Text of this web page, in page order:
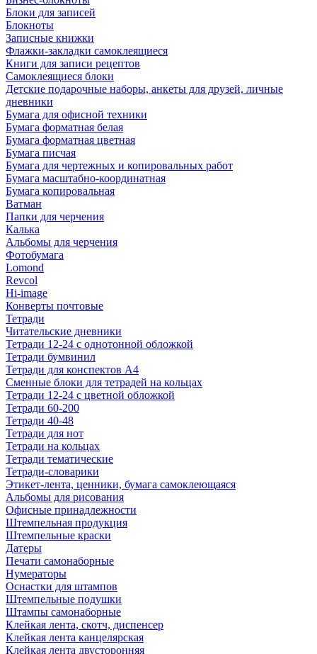
Блоки для записей
Блокноты
Записные книжки
Флажки-закладки самоклеящиеся
Книги для записи рецептов
Самоклеящиеся блоки
Детские подарочные наборы, анкеты для друзей, личные
дневники
Бумага для офисной техники
Бумага форматная белая
Бумага форматная цветная
Бумага писчая
Бумага для чертежных и копировальных работ
Бумага масштабно-координатная
Бумага копировальная
Ватман
Папки для черчения
Калька
Альбомы для черчения
Фотобумага
Lomond
Revcol
Hi-image
Конверты почтовые
Тетради
Читательские дневники
Тетради 12-24 с однотонной обложкой
Тетради бумвинил
Тетради для конспектов А4
Сменные блоки для тетрадей на кольцах
Тетради 12-24 с цветной обложкой
Тетради 60-200
Тетради 40-48
Тетради для нот
Тетради на кольцах
Тетради тематические
Тетради-словарики
Этикет-лента, ценники, бумага самоклеющаяся
Альбомы для рисования
Офисные принадлежности
Штемпельная продукция
Штемпельные краски
Датеры
Печати самонаборные
Нумераторы
Оснастки для штампов
Штемпельные подушки
Штампы самонаборные
Клейкая лента, скотч, диспенсер
Клейкая лента канцелярская
Клейкая лента двусторонняя